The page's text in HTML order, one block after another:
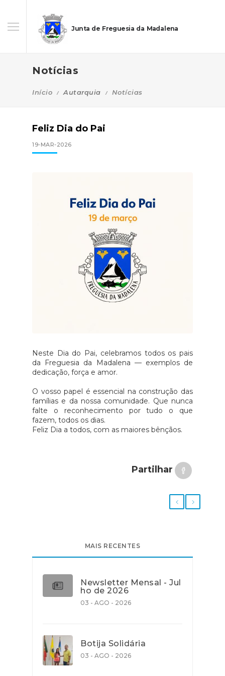
Junta de Freguesia da Madalena
Notícias
Início Autarquia Notícias
Feliz Dia do Pai
19-MAR-2026
Neste Dia do Pai, celebramos todos os pais
da Freguesia da Madalena — exemplos de
dedicação, força e amor.
O vosso papel é essencial na construção das
famílias e da nossa comunidade. Que nunca
falte o reconhecimento por tudo o que
fazem, todos os dias.
Feliz Dia a todos, com as maiores bênçãos.
Partilhar
MAIS RECENTES
Newsletter Mensal - Jul
ho de 2026
03 - AGO - 2026
Botija Solidária
03 - AGO - 2026